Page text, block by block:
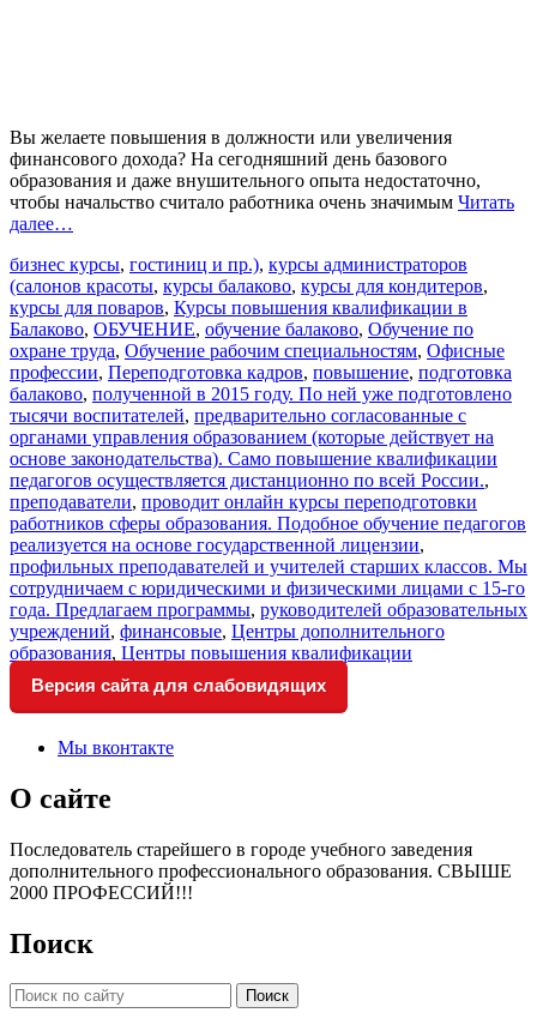
Вы желаете повышения в должности или увеличения
финансового дохода? На сегодняшний день базового
образования и даже внушительного опыта недостаточно,
чтобы начальство считало работника очень значимым Читать
далее…
бизнес курсы, гостиниц и пр.), курсы администраторов
(салонов красоты, курсы балаково, курсы для кондитеров,
курсы для поваров, Курсы повышения квалификации в
Балаково, ОБУЧЕНИЕ, обучение балаково, Обучение по
охране труда, Обучение рабочим специальностям, Офисные
профессии, Переподготовка кадров, повышение, подготовка
балаково, полученной в 2015 году. По ней уже подготовлено
тысячи воспитателей, предварительно согласованные с
органами управления образованием (которые действует на
основе законодательства). Само повышение квалификации
педагогов осуществляется дистанционно по всей России.,
преподаватели, проводит онлайн курсы переподготовки
работников сферы образования. Подобное обучение педагогов
реализуется на основе государственной лицензии,
профильных преподавателей и учителей старших классов. Мы
сотрудничаем с юридическими и физическими лицами с 15-го
года. Предлагаем программы, руководителей образовательных
учреждений, финансовые, Центры дополнительного
образования, Центры повышения квалификации
Версия сайта для слабовидящих
Мы вконтакте
О сайте
Последователь старейшего в городе учебного заведения
дополнительного профессионального образования. СВЫШЕ
2000 ПРОФЕССИЙ!!!
Поиск
Искать: